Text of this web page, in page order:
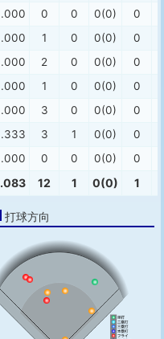
.000 0 0 0(0)
0
.000 1 0 0(0) 0
.000 2 0 0(0) 0
.000 1 0 0(0) 0
.000 3 0 0(0) 0
.333 3 1 0(0)
0
.000 0 0 0(0) 0
.083 12 1 0(0) 1
打球方向